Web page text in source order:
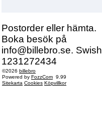
Postorder eller hämta.
Boka besök på
info@billebro.se. Swish
1231272434
©2026 billebro
Powered by FozzCom 9.99
Sitekarta Cookies Köpvillkor